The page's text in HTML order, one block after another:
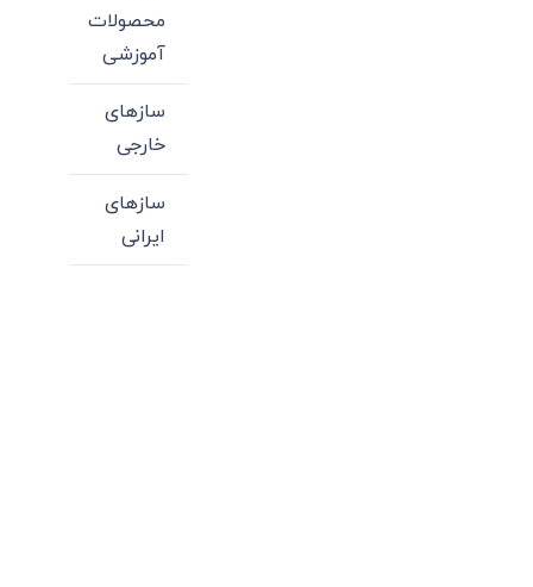
محصولات
آموزشی
سازهای
خارجی
سازهای
ایرانی